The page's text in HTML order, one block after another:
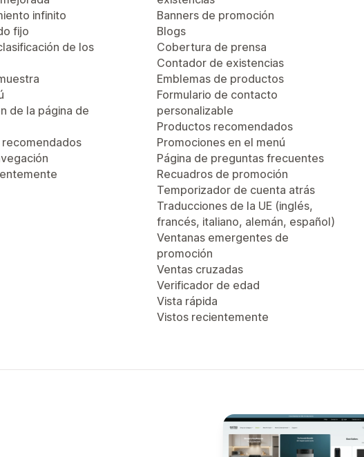
infinito
fijo
de los
de la página de
Banners de promoción
Blogs
Cobertura de prensa
Contador de existencias
Emblemas de productos
Formulario de contacto
personalizable
Productos recomendados
Promociones en el menú
Página de preguntas frecuentes
Recuadros de promoción
Temporizador de cuenta atrás
Traducciones de la UE (inglés,
francés, italiano, alemán, español)
Ventanas emergentes de
promoción
Ventas cruzadas
Verificador de edad
Vista rápida
Vistos recientemente